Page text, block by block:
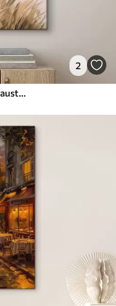
2
Liivane rand, esiplaanil kõrge rohi, taustal ookean koos lainetega ja pilvine taevas